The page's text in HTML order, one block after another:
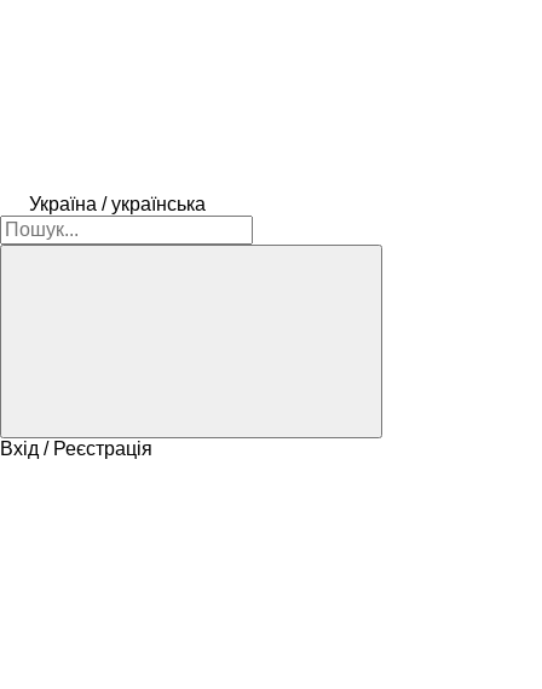
Україна / українська
Вхід / Реєстрація